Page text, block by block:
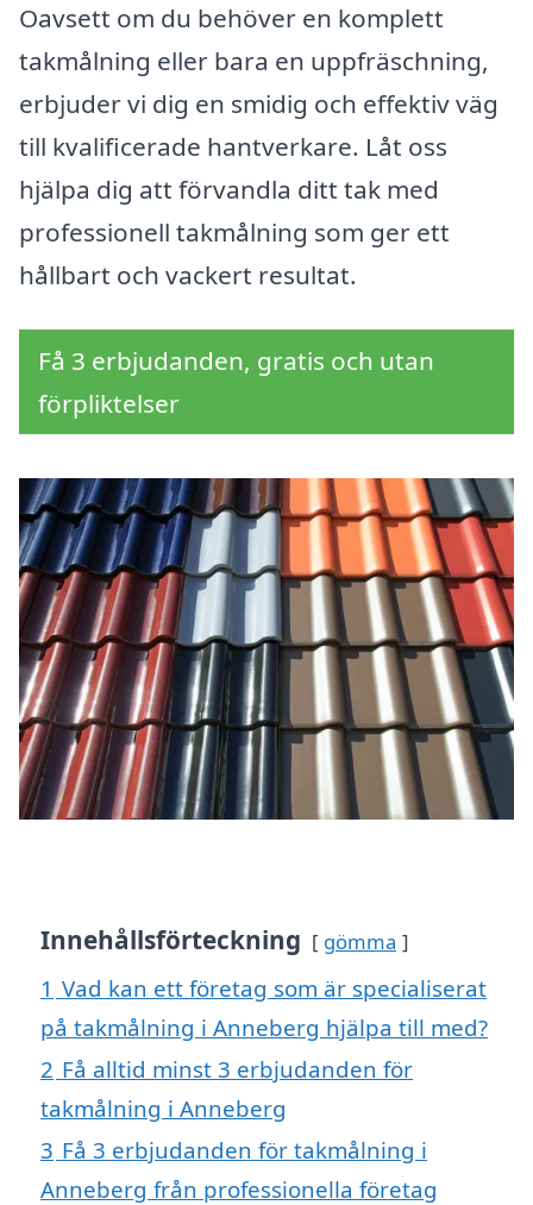
Oavsett om du behöver en komplett
takmålning eller bara en uppfräschning,
erbjuder vi dig en smidig och effektiv väg
till kvalificerade hantverkare. Låt oss
hjälpa dig att förvandla ditt tak med
professionell takmålning som ger ett
hållbart och vackert resultat.
Få 3 erbjudanden, gratis och utan
förpliktelser
Innehållsförteckning gömma
1 Vad kan ett företag som är specialiserat
på takmålning i Anneberg hjälpa till med?
2 Få alltid minst 3 erbjudanden för
takmålning i Anneberg
3 Få 3 erbjudanden för takmålning i
Anneberg från professionella företag